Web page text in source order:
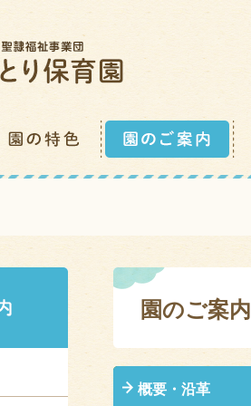
園のご案内
概要・沿革